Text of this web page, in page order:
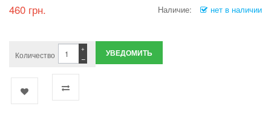
460 грн. Наличие: нет в наличии
Количество −
+ УВЕДОМИТЬ